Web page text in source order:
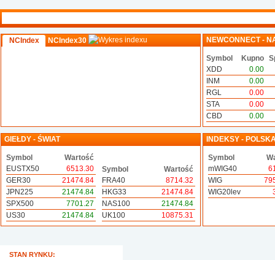
NCIndex NCIndex30 NEWCONNECT -
Symbol Kupno
XDD
0.00
INM
0.00
RGL
0.00
STA
0.00
CBD
0.00
GIEŁDY - ŚWIAT
Symbol
Wartość
EUSTX50
6513.30
GER30
21474.84
JPN225
21474.84
SPX500
7701.27
US30
21474.84
Symbol
Wartość
FRA40
8714.32
HKG33
21474.84
NAS100
21474.84
UK100
10875.31
INDEKSY -
Symbol
mWIG40
WIG
WIG20lev
STAN RYNKU: